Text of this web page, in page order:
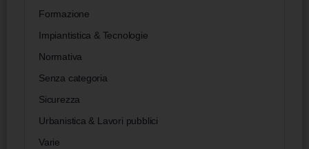
Formazione
Impiantistica & Tecnologie
Normativa
Senza categoria
Sicurezza
Urbanistica & Lavori pubblici
Varie